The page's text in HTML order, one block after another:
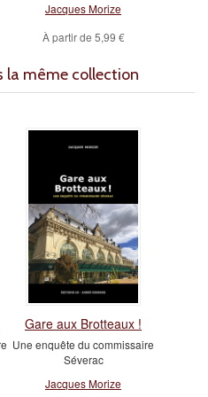
Jacques Morize
À partir de 5,99 €
la même collection
Gare aux Brotteaux !
Une enquête du commissaire
Séverac
Jacques Morize